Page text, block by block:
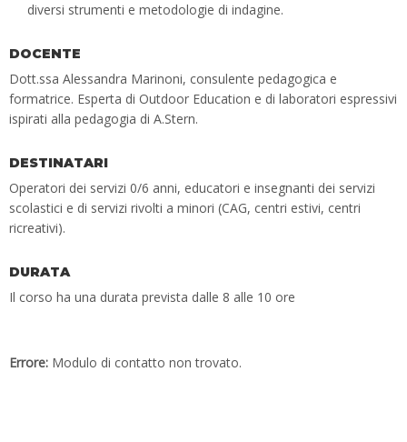
diversi strumenti e metodologie di indagine.
DOCENTE
Dott.ssa Alessandra Marinoni, consulente pedagogica e
formatrice. Esperta di Outdoor Education e di laboratori espressivi
ispirati alla pedagogia di A.Stern.
DESTINATARI
Operatori dei servizi 0/6 anni, educatori e insegnanti dei servizi
scolastici e di servizi rivolti a minori (CAG, centri estivi, centri
ricreativi).
DURATA
Il corso ha una durata prevista dalle 8 alle 10 ore
Errore: Modulo di contatto non trovato.